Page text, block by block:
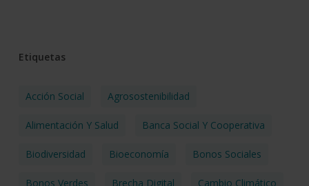
Etiquetas
Acción Social Agrosostenibilidad
Alimentación Y Salud Banca Social Y Cooperativa
Biodiversidad Bioeconomía Bonos Sociales
Bonos Verdes Brecha Digital Cambio Climático